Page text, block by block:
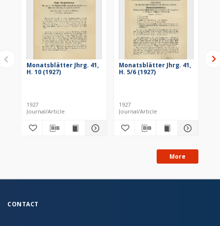
Monatsblätter Jhrg. 41,
H. 10 (1927)
1927
Journal/Article
Monatsblätter Jhrg. 41,
H. 5/6 (1927)
1927
Journal/Article
More
CONTACT